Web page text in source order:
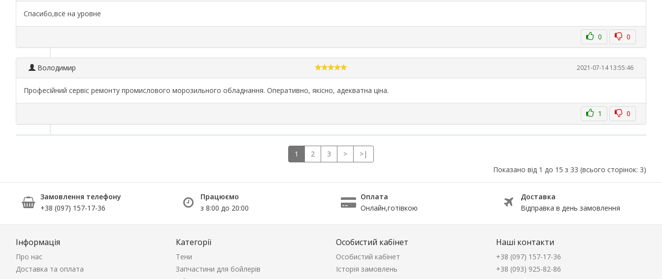
Спасибо,всё на уровне
0 0
Володимир 2021-07-14 13:55:46
Професійний сервіс ремонту промислового морозильного обладнання. Оперативно, якісно, адекватна ціна.
1 0
1 2 3 >
>|
Показано від 1 до 15 з 33 (всього сторінок: 3)
Замовлення телефону
+38 (097) 157-17-36
Працюємо
з 8:00 до 20:00
Оплата
Онлайн,готівкою
Доставка
Відправка в день замовлення
Інформація
Про нас
Доставка та оплата
Категорії
Тени
Запчастини для бойлерів
Особистий кабінет
Особистий кабінет
Історія замовлень
Наші контакти
+38 (097) 157-17-36
+38 (093) 925-82-86